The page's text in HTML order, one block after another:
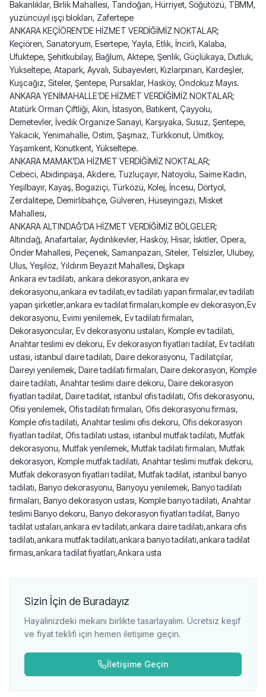
Bakanlıklar, Birlik Mahallesi, Tandoğan, Hürriyet, Söğütözü, TBMM,
yüzüncüyıl işçi blokları, Zafertepe
ANKARA KEÇİÖREN’DE HİZMET VERDİĞİMİZ NOKTALAR;
Keçiören, Sanatoryum, Esertepe, Yayla, Etlik, İncirli, Kalaba,
Ufuktepe, Şehitkubilay, Bağlum, Aktepe, Şenlik, Güçlükaya, Dutluk,
Yükseltepe, Atapark, Ayvalı, Subayevleri, Kızlarpınarı, Kardeşler,
Kuşcağız, Siteler, Şentepe, Pursaklar, Hasköy, Ondokuz Mayıs.
ANKARA YENİMAHALLE’DE HİZMET VERDİĞİMİZ NOKTALAR;
Atatürk Orman Çiftliği, Akın, İstasyon, Batıkent, Çayyolu,
Demetevler, İvedik Organize Sanayi, Karşıyaka, Susuz, Şentepe,
Yakacık, Yenimahalle, Ostim, Şaşmaz, Türkkonut, Ümitköy,
Yaşamkent, Konutkent, Yükseltepe.
ANKARA MAMAK’DA HİZMET VERDİĞİMİZ NOKTALAR;
Cebeci, Abidinpaşa, Akdere, Tuzluçayır, Natoyolu, Saime Kadın,
Yeşilbayır, Kayaş, Bogaziçi, Türközü, Kolej, İncesu, Dörtyol,
Zerdalitepe, Demirlibahçe, Gülveren, Hüseyingazi, Misket
Mahallesi,
ANKARA ALTINDAĞ’DA HİZMET VERDİĞİMİZ BÖLGELER;
Altındağ, Anafartalar, Aydınlıkevler, Hasköy, Hisar, İskitler, Opera,
Önder Mahallesi, Peçenek, Samanpazarı, Siteler, Telsizler, Ulubey,
Ulus, Yeşilöz, Yıldırım Beyazıt Mahallesi, Dışkapı
Ankara ev tadilatı, ankara dekorasyon,ankara ev
dekorasyonu,ankara ev tadilatı,ev tadilatı yapan firmalar,ev tadilatı
yapan şirketler,ankara ev tadilat firmaları,komple ev dekorasyon,Ev
dekorasyonu, Evimi yenilemek, Ev tadilatı firmaları,
Dekorasyoncular, Ev dekorasyonu ustaları, Komple ev tadilati,
Anahtar teslimi ev dekoru, Ev dekorasyon fiyatları tadilat, Ev tadilatı
ustası, istanbul daire tadilatı, Daire dekorasyonu, Tadilatçılar,
Daireyi yenilemek, Daire tadilatı firmaları, Daire dekorasyon, Komple
daire tadilati, Anahtar teslimi daire dekoru, Daire dekorasyon
fiyatları tadilat, Daire tadilat, istanbul ofis tadilatı, Ofis dekorasyonu,
Ofisi yenilemek, Ofis tadilatı firmaları, Ofis dekorasyonu firması,
Komple ofis tadilati, Anahtar teslimi ofis dekoru, Ofis dekorasyon
fiyatları tadilat, Ofis tadilatı ustası, istanbul mutfak tadilatı, Mutfak
dekorasyonu, Mutfak yenilemek, Mutfak tadilatı firmaları, Mutfak
dekorasyon, Komple mutfak tadilati, Anahtar teslimi mutfak dekoru,
Mutfak dekorasyon fiyatları tadilat, Mutfak tadilat, istanbul banyo
tadilatı, Banyo dekorasyonu, Banyoyu yenilemek, Banyo tadilatı
firmaları, Banyo dekorasyon ustası, Komple banyo tadilati, Anahtar
teslimi Banyo dekoru, Banyo dekorasyon fiyatları tadilat, Banyo
tadilat ustaları,ankara ev tadilatı,ankara daire tadilatı,ankara ofis
tadilatı,ankara mutfak tadilatı,ankara banyo tadilatı,ankara tadilat
firması,ankara tadilat fiyatları,Ankara usta
Sizin İçin de Buradayız
Hayalinizdeki mekanı birlikte tasarlayalım. Ücretsiz keşif
ve fiyat teklifi için hemen iletişime geçin.
İletişime Geçin